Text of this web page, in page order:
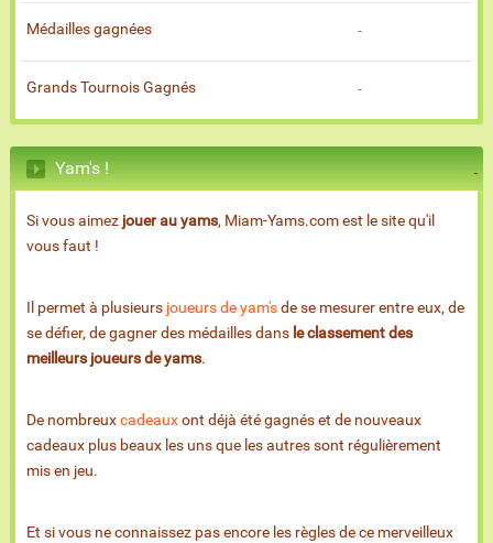
Médailles gagnées -
Grands Tournois Gagnés -
Yam's !
Si vous aimez jouer au yams, Miam-Yams.com est le site qu'il
vous faut !
Il permet à plusieurs joueurs de yam'sde se mesurer entre eux, de
se défier, de gagner des médailles dans le classement des
meilleurs joueurs de yams.
De nombreuxcadeauxont déjà été gagnés et de nouveaux
cadeaux plus beaux les uns que les autres sont régulièrement
mis en jeu.
Et si vous ne connaissez pas encore les règles de ce merveilleux